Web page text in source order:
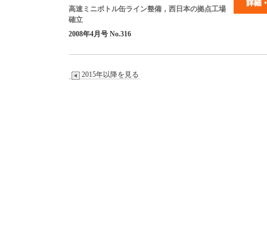
高速ミニボトル缶ライン整備，西日本の拠点工場
確立
2008年4月号 No.316
2015年以降を見る